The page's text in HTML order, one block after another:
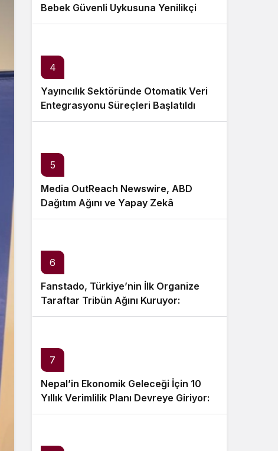
Bebek Güvenli Uykusuna Yenilikçi
Dokunuş
4
Yayıncılık Sektöründe Otomatik Veri
Entegrasyonu Süreçleri Başlatıldı
5
Media OutReach Newswire, ABD
Dağıtım Ağını ve Yapay Zekâ
Görünürlüğünü Güçlendiriyor
6
Fanstado, Türkiye’nin İlk Organize
Taraftar Tribün Ağını Kuruyor:
İşletmeler İçin Başvurular Açıldı
7
Nepal’in Ekonomik Geleceği İçin 10
Yıllık Verimlilik Planı Devreye Giriyor:
Neler Değişecek?